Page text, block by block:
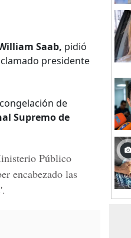
Saab, pidió
presidente
de
Supremo de
Público
encabezado las